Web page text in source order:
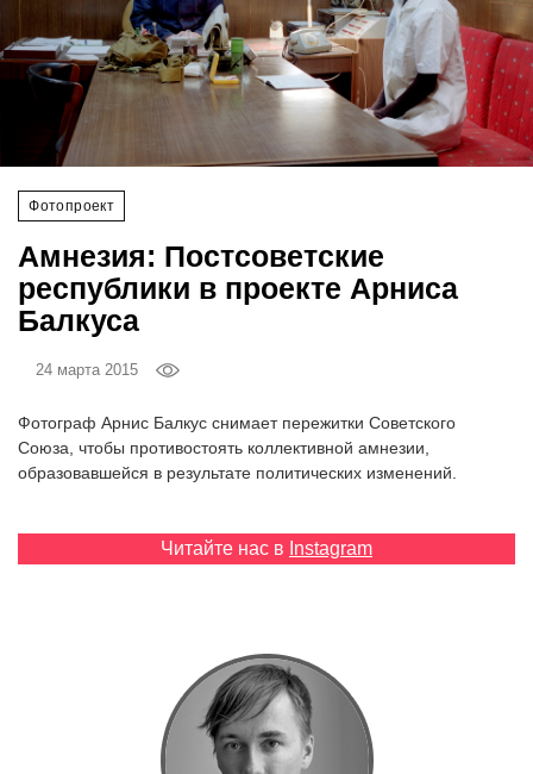
Фотопроект
Амнезия: Постсоветские
республики в проекте Арниса
Балкуса
24 марта 2015
Фотограф Арнис Балкус снимает пережитки Советского
Союза, чтобы противостоять коллективной амнезии,
образовавшейся в результате политических изменений.
Читайте нас в Instagram